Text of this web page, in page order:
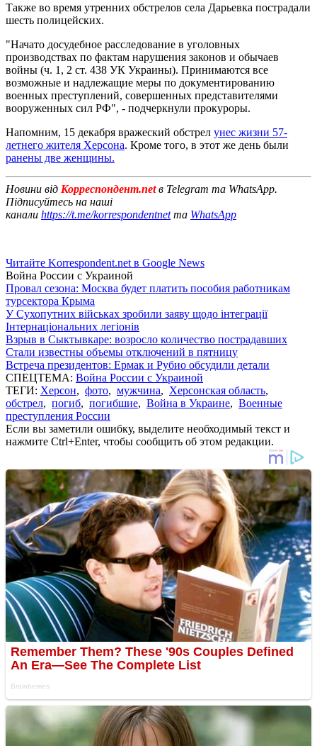
Также во время утренних обстрелов села Дарьевка пострадали
шесть полицейских.
"Начато досудебное расследование в уголовных
производствах по фактам нарушения законов и обычаев
войны (ч. 1, 2 ст. 438 УК Украины). Принимаются все
возможные и надлежащие меры по документированию
военных преступлений, совершенных представителями
вооруженных сил РФ", - подчеркнули прокуроры.
Напомним, 15 декабря вражеский обстрел унес жизни 57-
летнего жителя Херсона. Кроме того, в этот же день были
ранены две женщины.
Новини від Корреспондент.netв Telegram та WhatsApp.
Підписуйтесь на наші
канали https://t.me/korrespondentnetта WhatsApp
Читайте Korrespondent.net в Google News
Война России с Украиной
Провал сезона: Москва будет платить пособия работникам
турсектора Крыма
У Сухопутних військах зробили заяву щодо інтеграції
Інтернаціональних легіонів
Взрыв в Сыктывкаре: возросло количество пострадавших
Стали известны объемы отключений в пятницу
Встреча президентов: Ермак и Рубио обсудили детали
СПЕЦТЕМА: Война России с Украиной
ТЕГИ: Херсон, фото, мужчина, Херсонская область,
обстрел, погиб, погибшие, Война в Украине, Военные
преступления России
Если вы заметили ошибку, выделите необходимый текст и
нажмите Ctrl+Enter, чтобы сообщить об этом редакции.